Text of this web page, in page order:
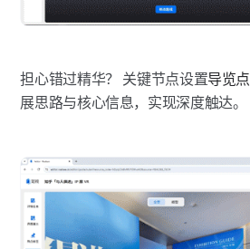
担心错过精华？ 关键节点设置导览点
展思路与核心信息，实现深度触达。